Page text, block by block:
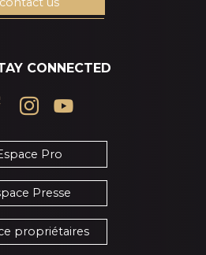
CONNECTED
Pro
Presse
propriétaires